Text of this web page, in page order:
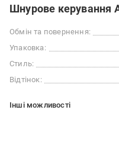
Шнурове керування
Обмін та повернення:
Упаковка:
Стиль:
Відтінок:
Iншi можливостi